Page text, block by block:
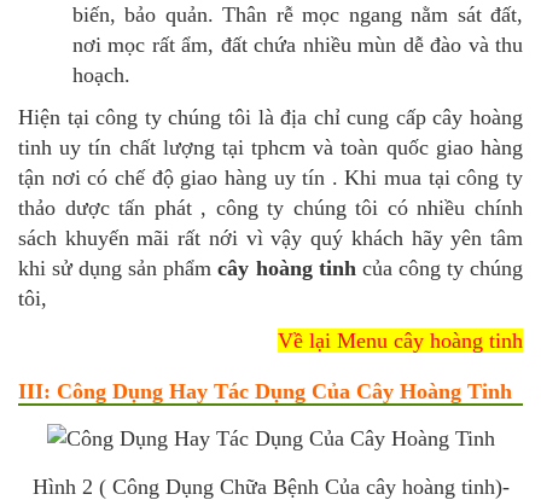
biến, bảo quản. Thân rễ mọc ngang nằm sát đất,
nơi mọc rất ẩm, đất chứa nhiều mùn dễ đào và thu
hoạch.
Hiện tại công ty chúng tôi là địa chỉ cung cấp cây hoàng
tinh uy tín chất lượng tại tphcm và toàn quốc giao hàng
tận nơi có chế độ giao hàng uy tín . Khi mua tại công ty
thảo dược tấn phát , công ty chúng tôi có nhiều chính
sách khuyến mãi rất nới vì vậy quý khách hãy yên tâm
khi sử dụng sản phẩmcây hoàng tinh của công ty chúng
tôi,
Về lại Menu cây hoàng tinh
III: Công Dụng Hay Tác Dụng Của Cây Hoàng Tinh
Hình 2 ( Công Dụng Chữa Bệnh Của cây hoàng tinh)-